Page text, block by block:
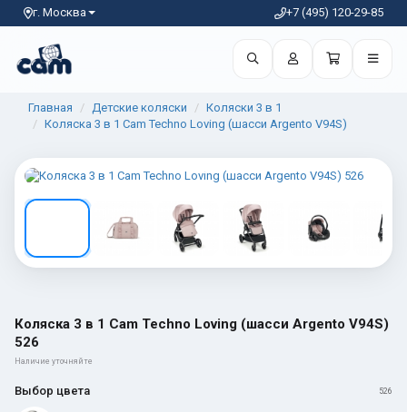
г. Москва +7 (495) 120-29-85
Главная Детские коляски
Коляски 3 в 1
Коляска 3 в 1 Cam Techno Loving (шасси Argento V94S)
1 / 7
Коляска 3 в 1 Cam Techno Loving (шасси Argento V94S)
526
Наличие уточняйте
Выбор цвета 526